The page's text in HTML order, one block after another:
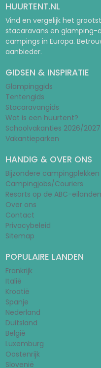
HUURTENT.NL
Vind en vergelijk het
stacaravans en
campings in Europa.
aanbieder.
GIDSEN & INSPIRATIE
Glampinggids
Tentengids
Stacaravangids
Wat is een huurtent?
Schoolvakanties 2026/2027
Vakantieparken
HANDIG & OVER ONS
Bijzondere campingplekken
Campingjobs/Couriers
Resorts op de ABC-eilanden
Over ons
Contact
Privacybeleid
Sitemap
POPULAIRE LANDEN
Frankrijk
Italië
Kroatië
Spanje
Nederland
Duitsland
België
Luxemburg
Oostenrijk
Slovenië